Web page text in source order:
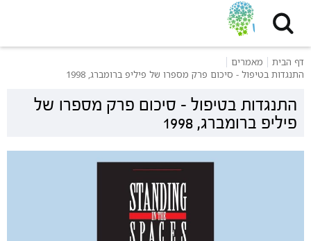
דף הבית
מאמרים
התנגדות בטיפול - סיכום פרק מספרו של פיליפ ברומברג, 1998
התנגדות בטיפול - סיכום פרק מספרו של
פיליפ ברומברג, 1998